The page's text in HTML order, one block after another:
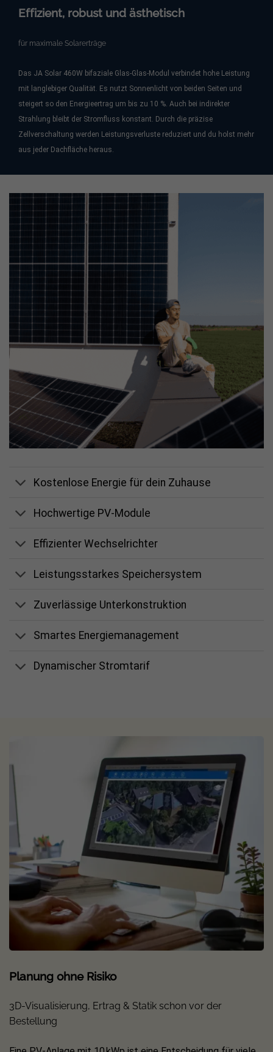
Effizient, robust und ästhetisch
für maximale Solarerträge
Das JA Solar 460W bifaziale Glas-Glas-Modul verbindet hohe Leistung
mit langlebiger Qualität. Es nutzt Sonnenlicht von beiden Seiten und
steigert so den Energieertrag um bis zu 10 %. Auch bei indirekter
Strahlung bleibt der Stromfluss konstant. Durch die präzise
Zellverschaltung werden Leistungsverluste reduziert und du holst mehr
aus jeder Dachfläche heraus.
Kostenlose Energie für dein Zuhause
Hochwertige PV-Module
Effizienter Wechselrichter
Leistungsstarkes Speichersystem
Zuverlässige Unterkonstruktion
Smartes Energiemanagement
Dynamischer Stromtarif
Planung ohne Risiko
3D-Visualisierung, Ertrag & Statik schon vor der
Bestellung